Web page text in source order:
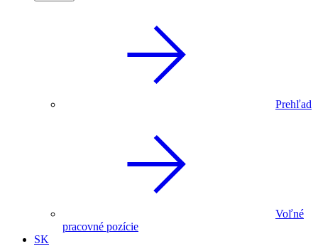
Prehľad
Voľné
pracovné pozície
SK